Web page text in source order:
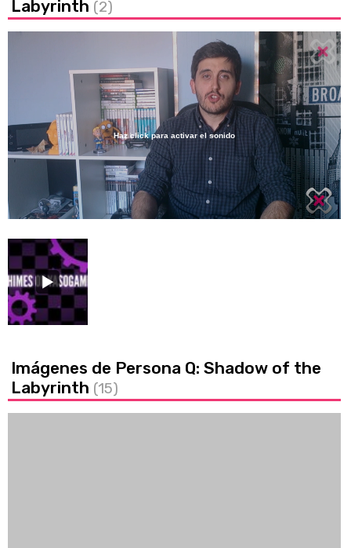
Labyrinth (2)
Unmute /
Haz click para activar el sonido
Imágenes de Persona Q: Shadow of the
Labyrinth (15)